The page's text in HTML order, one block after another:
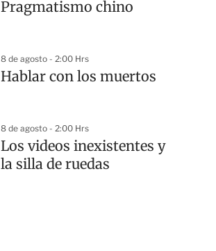
Pragmatismo chino
8 de agosto - 2:00 Hrs
Hablar con los muertos
8 de agosto - 2:00 Hrs
Los videos inexistentes y
la silla de ruedas